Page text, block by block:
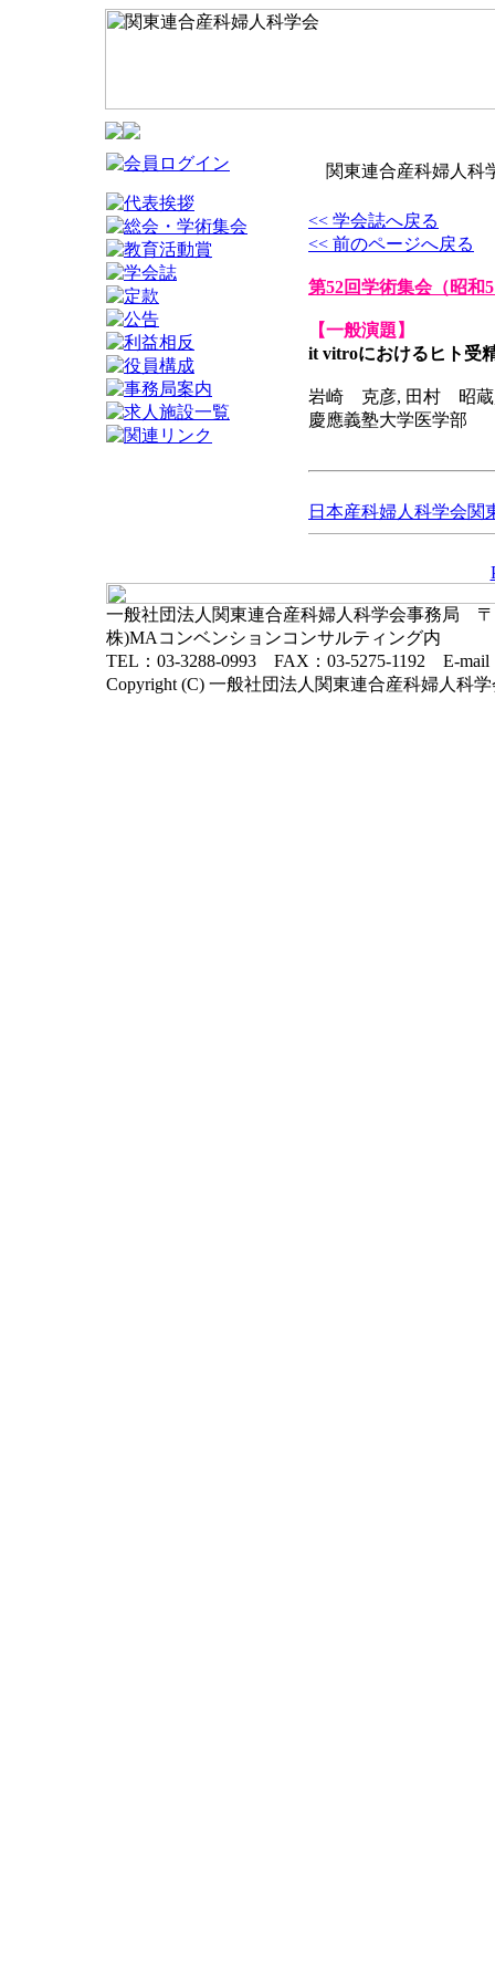
関東連合産科婦人科
<< 学会誌へ戻る
<< 前のページへ戻る
第52回学術集会（昭和
【一般演題】
it vitroにおけるヒト受
岩崎 克彦, 田村 昭
慶應義塾大学医学部
日本産科婦人科学会関
一般社団法人関東連合産科婦人科学会事務局 〒
株)MAコンベンションコンサルティング内
TEL：03-3288-0993 FAX：03-5275-1192 E-mail
Copyright (C) 一般社団法人関東連合産科婦人科